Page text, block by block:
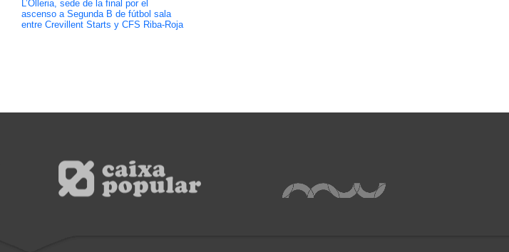
L’Olleria, sede de la final por el
ascenso a Segunda B de fútbol sala
entre Crevillent Starts y CFS Riba-Roja